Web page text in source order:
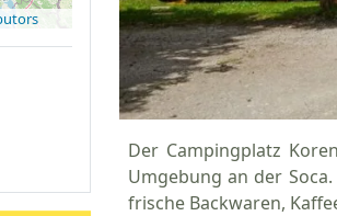
Der Campingplatz
Umgebung an der
frische Backwaren,